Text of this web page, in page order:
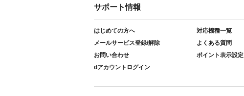
サポート情報
はじめての方へ
対応機種一覧
メールサービス登録/解除
よくある質問
お問い合わせ
ポイント表示設定
dアカウントログイン